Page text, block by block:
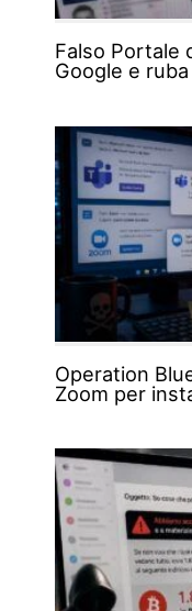
Falso Portale
Google e
Operation
Zoom per